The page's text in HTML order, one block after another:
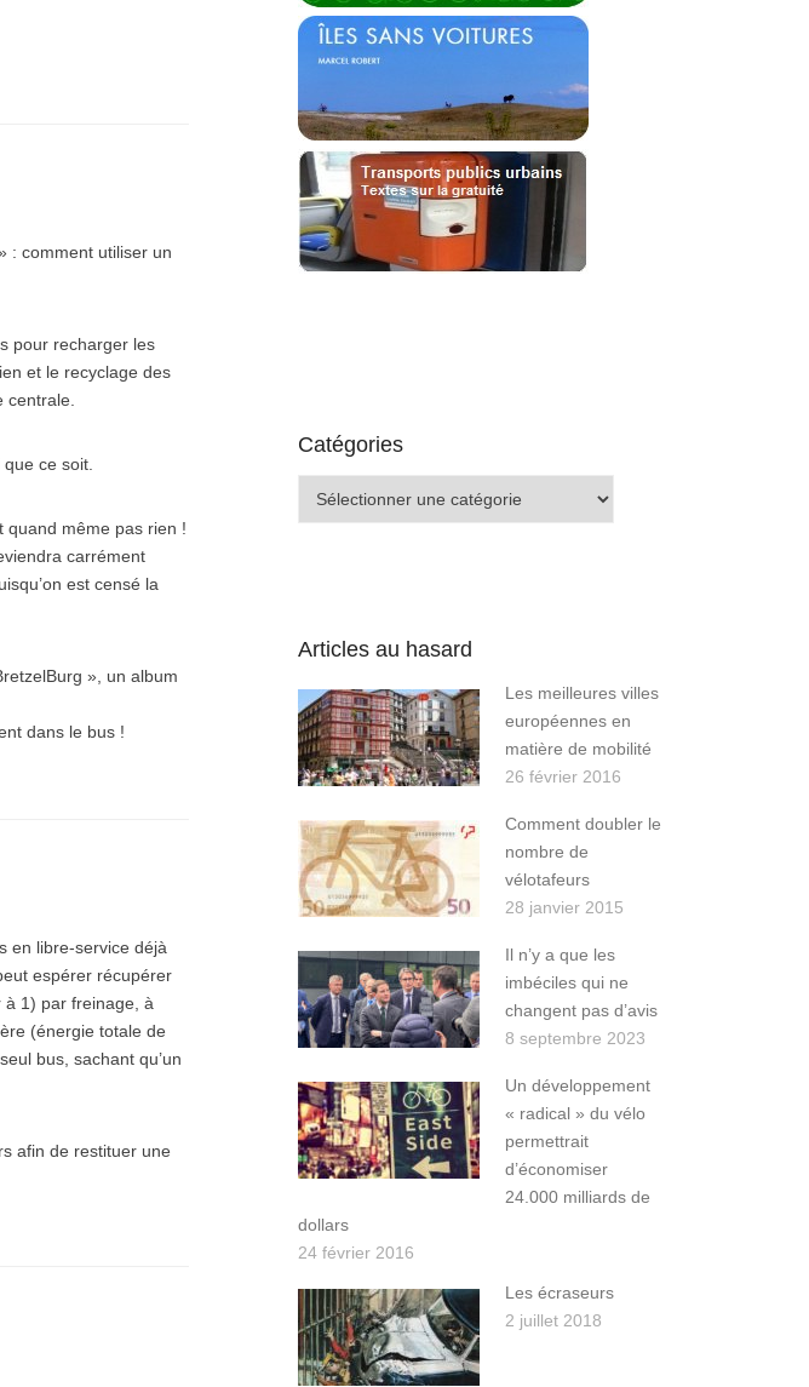
: comment utiliser un
pour recharger les
et le recyclage des
ce soit.
quand même pas rien !
carrément
est censé la
», un album
dans le bus !
en libre-service déjà
espérer récupérer
à 1) par freinage, à
(énergie totale de
bus, sachant qu’un
afin de restituer une
Catégories
Articles au hasard
Les meilleures villes
européennes en
matière de mobilité
26 février 2016
Comment doubler le
nombre de
vélotafeurs
28 janvier 2015
Il n’y a que les
imbéciles qui ne
changent pas d’avis
8 septembre 2023
Un développement
« radical » du vélo
permettrait
d’économiser
24.000 milliards de
dollars
24 février 2016
Les écraseurs
2 juillet 2018